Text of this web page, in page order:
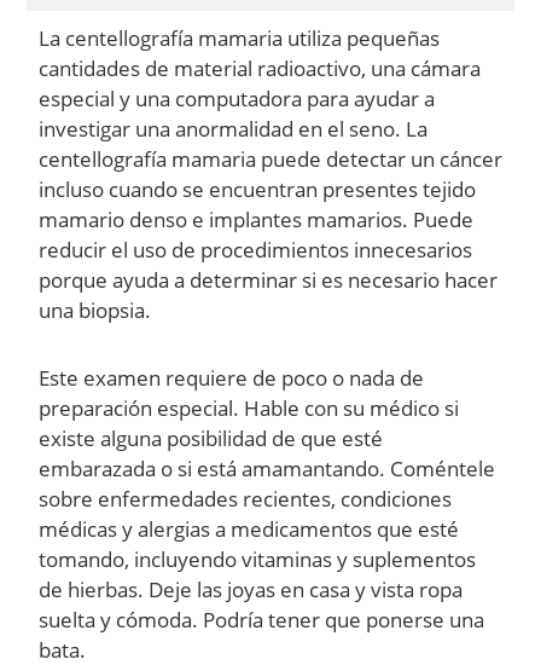
La centellografía mamaria utiliza pequeñas
cantidades de material radioactivo, una cámara
especial y una computadora para ayudar a
investigar una anormalidad en el seno. La
centellografía mamaria puede detectar un cáncer
incluso cuando se encuentran presentes tejido
mamario denso e implantes mamarios. Puede
reducir el uso de procedimientos innecesarios
porque ayuda a determinar si es necesario hacer
una biopsia.
Este examen requiere de poco o nada de
preparación especial. Hable con su médico si
existe alguna posibilidad de que esté
embarazada o si está amamantando. Coméntele
sobre enfermedades recientes, condiciones
médicas y alergias a medicamentos que esté
tomando, incluyendo vitaminas y suplementos
de hierbas. Deje las joyas en casa y vista ropa
suelta y cómoda. Podría tener que ponerse una
bata.